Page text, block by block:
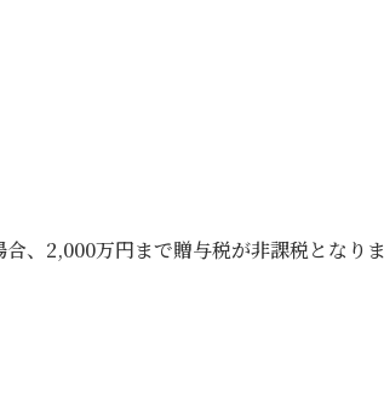
、2,000万円まで贈与税が非課税となり